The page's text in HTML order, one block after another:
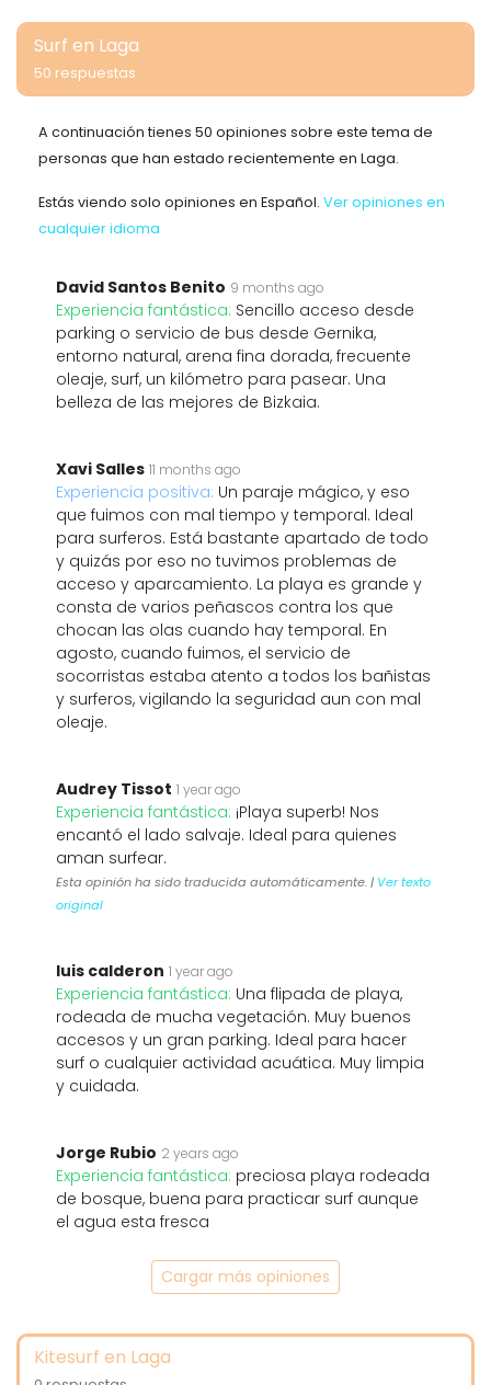
Surf en Laga
50 respuestas
A continuación tienes 50 opiniones sobre este tema de
personas que han estado recientemente en Laga.
Estás viendo solo opiniones en Español. Ver opiniones en
cualquier idioma
David Santos Benito 9 months ago
Experiencia fantástica: Sencillo acceso desde
parking o servicio de bus desde Gernika,
entorno natural, arena fina dorada, frecuente
oleaje, surf, un kilómetro para pasear. Una
belleza de las mejores de Bizkaia.
Xavi Salles 11 months ago
Experiencia positiva: Un paraje mágico, y eso
que fuimos con mal tiempo y temporal. Ideal
para surferos. Está bastante apartado de todo
y quizás por eso no tuvimos problemas de
acceso y aparcamiento. La playa es grande y
consta de varios peñascos contra los que
chocan las olas cuando hay temporal. En
agosto, cuando fuimos, el servicio de
socorristas estaba atento a todos los bañistas
y surferos, vigilando la seguridad aun con mal
oleaje.
Audrey Tissot 1 year ago
Experiencia fantástica: ¡Playa superb! Nos
encantó el lado salvaje. Ideal para quienes
aman surfear.
Esta opinión ha sido traducida automáticamente. | Ver texto
original
luis calderon 1 year ago
Experiencia fantástica: Una flipada de playa,
rodeada de mucha vegetación. Muy buenos
accesos y un gran parking. Ideal para hacer
surf o cualquier actividad acuática. Muy limpia
y cuidada.
Jorge Rubio 2 years ago
Experiencia fantástica: preciosa playa rodeada
de bosque, buena para practicar surf aunque
el agua esta fresca
Cargar más opiniones
Kitesurf en Laga